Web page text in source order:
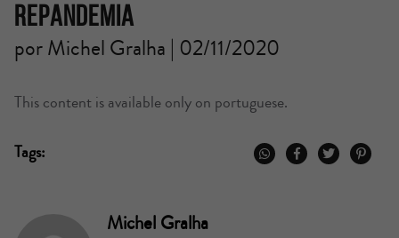
Repandemia
por Michel Gralha | 02/11/2020
This content is available only on portuguese.
Tags:
Michel Gralha